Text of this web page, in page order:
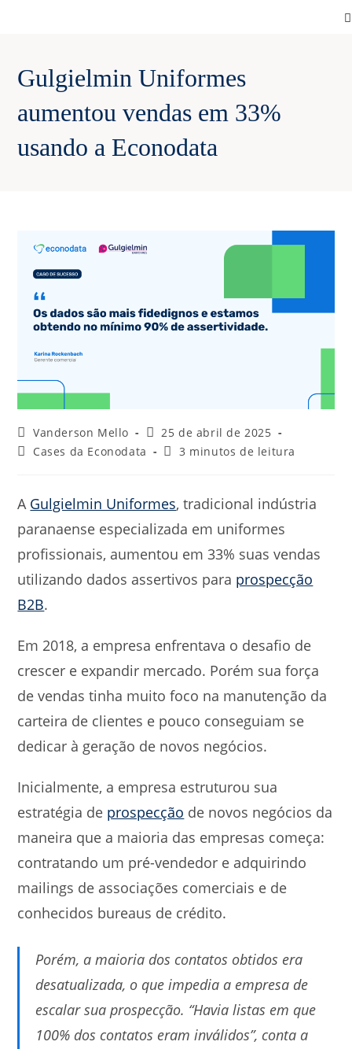
conteúdo
Gulgielmin Uniformes
aumentou vendas em 33%
usando a Econodata
Autor
do
Vanderson Mello
Última
modificação
25 de abril de 2025
Categoria
Cases da Econodata
Tempo
3 minutos de leitura
A Gulgielmin Uniformes, tradicional indústria
paranaense especializada em uniformes
profissionais, aumentou em 33% suas vendas
utilizando dados assertivos para prospecção
B2B.
Em 2018, a empresa enfrentava o desafio de
crescer e expandir mercado. Porém sua força
de vendas tinha muito foco na manutenção da
carteira de clientes e pouco conseguiam se
dedicar à geração de novos negócios.
Inicialmente, a empresa estruturou sua
estratégia de prospecção de novos negócios da
maneira que a maioria das empresas começa:
contratando um pré-vendedor e adquirindo
mailings de associações comerciais e de
conhecidos bureaus de crédito.
Porém, a maioria dos contatos obtidos era
desatualizada, o que impedia a empresa de
escalar sua prospecção. “Havia listas em que
100% dos contatos eram inválidos”, conta a